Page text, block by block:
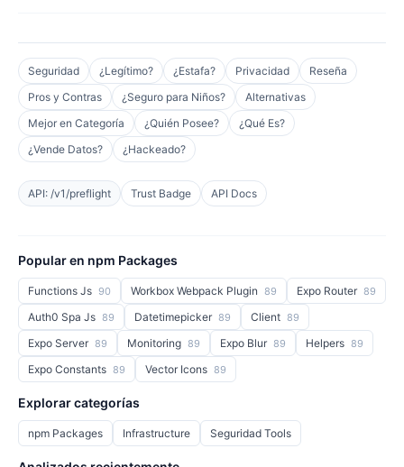
Seguridad ¿Legítimo? ¿Estafa? Privacidad
Reseña
Pros y Contras
¿Seguro para Niños?
Alternativas
Mejor en Categoría
¿Quién Posee?
¿Qué Es?
¿Vende Datos?
¿Hackeado?
API: /v1/preflight Trust Badge API Docs
Popular en npm Packages
Functions Js 90 Workbox Webpack Plugin 89 Expo Router 89
Auth0 Spa Js 89 Datetimepicker 89 Client 89
Expo Server 89 Monitoring 89 Expo Blur 89 Helpers 89
Expo Constants 89 Vector Icons 89
Explorar categorías
npm Packages Infrastructure Seguridad Tools